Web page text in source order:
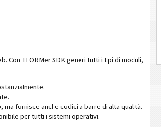
Con TFORMer SDK generi tutti i tipi di moduli,
fornisce anche codici a barre di alta qualità.
per tutti i sistemi operativi.